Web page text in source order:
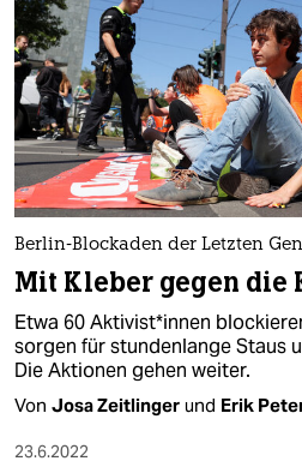
Berlin-Blockaden der Letzten
Mit Kleber gegen die
Etwa 60 Ak­ti­vis­t*in­nen
sorgen für stundenlange Staus
Die Aktionen gehen weiter.
Von Josa Zeitlinger und Erik
23.6.2022